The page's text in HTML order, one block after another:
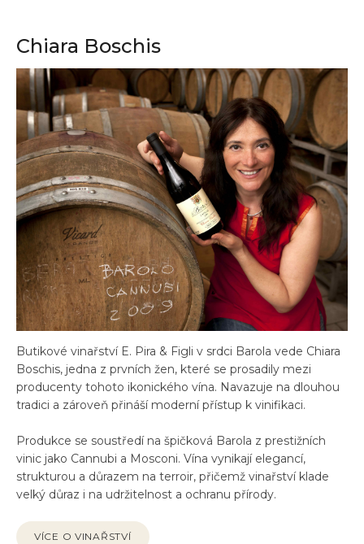
Chiara Boschis
Butikové vinařství E. Pira & Figli v srdci Barola vede Chiara
Boschis, jedna z prvních žen, které se prosadily mezi
producenty tohoto ikonického vína. Navazuje na dlouhou
tradici a zároveň přináší moderní přístup k vinifikaci.
Produkce se soustředí na špičková Barola z prestižních
vinic jako Cannubi a Mosconi. Vína vynikají elegancí,
strukturou a důrazem na terroir, přičemž vinařství klade
velký důraz i na udržitelnost a ochranu přírody.
VÍCE O VINAŘSTVÍ